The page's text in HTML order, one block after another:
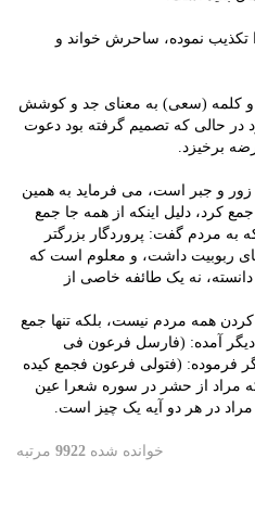
نموده، ساحرش خواند و
و کلمه (سعی) به معنای جد و کوشش
حالی که تصمیم گرفته بود دعوت
برخیزد.
و جبر است، می فرماید به همین
کرد، دلیل اینکه از همه جا جمع
به مردم گفت: پروردگار بزرگتر
ربوبیت داشت، و معلوم است که
نه یک طائفه خاصی از
همه مردم نیست، بلکه تنها جمع
آمده: (فارسل فرعون فی
فرموده: (فتولی فرعون فجمع کیده
مراد از حشر در سوره شعرا عین
در هر دو آیه یک چیز است.
خوانده شده 9922 مرتبه